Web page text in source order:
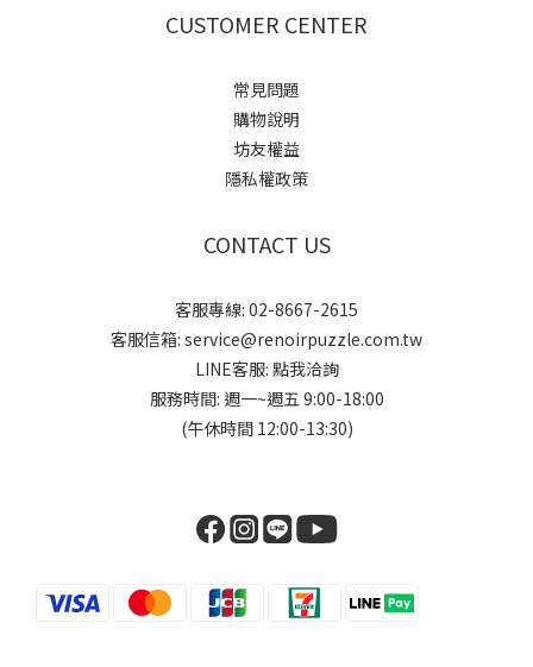
CUSTOMER CENTER
常見問題
購物說明
坊友權益
隱私權政策
CONTACT US
客服專線: 02-8667-2615
客服信箱: service@renoirpuzzle.com.tw
LINE客服: 點我洽詢
服務時間: 週一~週五 9:00-18:00
(午休時間 12:00-13:30)